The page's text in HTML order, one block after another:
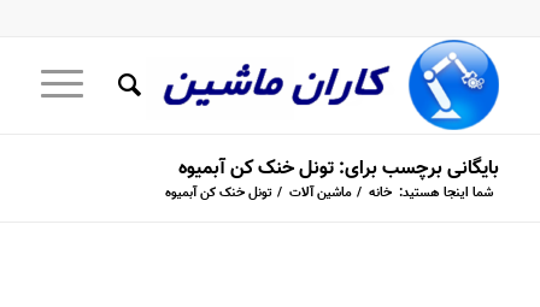
بایگانی برچسب برای: تونل خنک کن آبمیوه
شما اینجا هستید: خانه / ماشین آلات / تونل خنک کن آبمیوه